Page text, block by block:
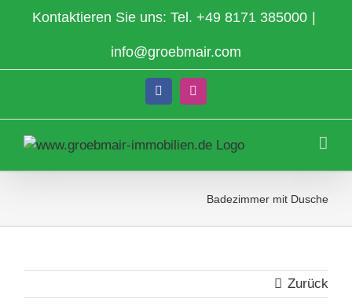
Kontaktieren Sie uns: Tel. +49 8171 385000
info@groebmair.com
FacebookInstagram
Badezimmer mit Dusche
Zurück